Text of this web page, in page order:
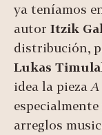
ya teníamos
autor Itzik
distribución,
Lukas
idea la pieza A
arreglos